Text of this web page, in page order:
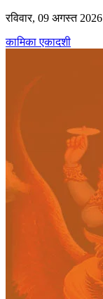
रविवार, 09 अगस्त 2026
कामिका एकादशी